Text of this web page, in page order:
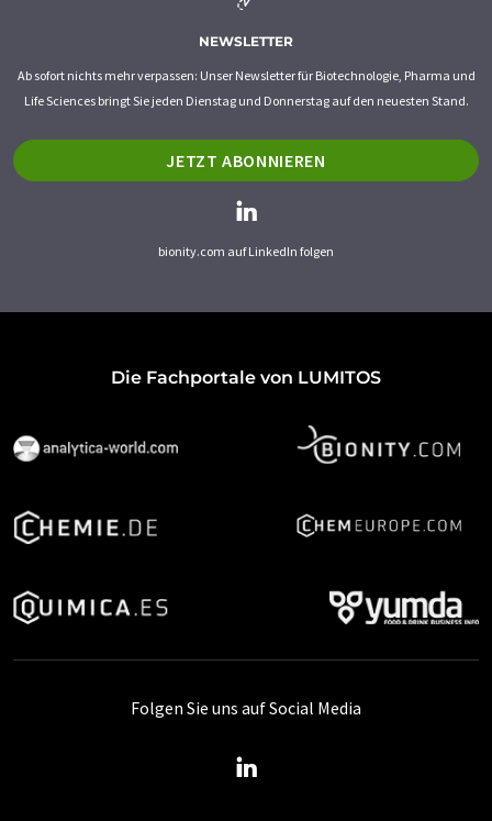
NEWSLETTER
Ab sofort nichts mehr verpassen: Unser Newsletter für Biotechnologie, Pharma und
Life Sciences bringt Sie jeden Dienstag und Donnerstag auf den neuesten Stand.
JETZT ABONNIEREN
bionity.com auf LinkedIn folgen
Die Fachportale von LUMITOS
Folgen Sie uns auf Social Media